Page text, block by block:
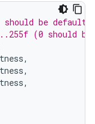
be default)
(0 should
,
,
,